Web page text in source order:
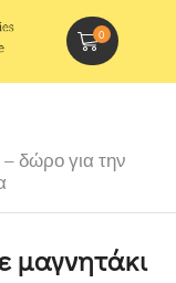
0
δώρο για την
μαγνητάκι